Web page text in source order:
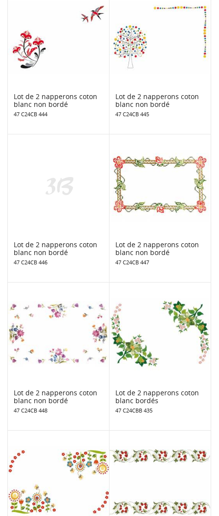
Lot de 2 napperons coton
blanc non bordé
47 C24CB 444
Lot de 2 napperons coton
blanc non bordé
47 C24CB 445
Lot de 2 napperons coton
blanc non bordé
47 C24CB 446
Lot de 2 napperons coton
blanc non bordé
47 C24CB 447
Lot de 2 napperons coton
blanc non bordé
47 C24CB 448
Lot de 2 napperons coton
blanc bordés
47 C24CBB 435